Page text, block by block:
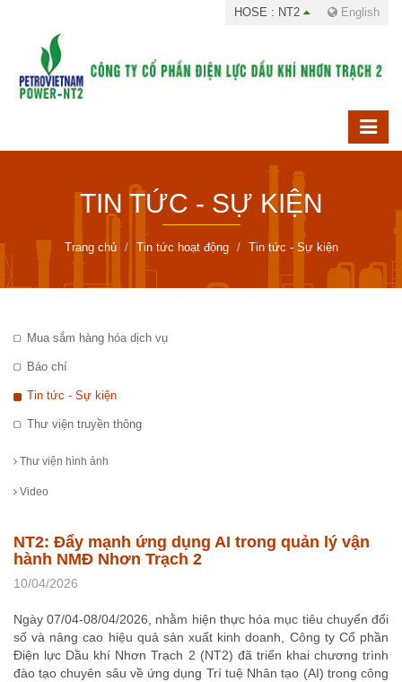
HOSE : NT2 English
TIN TỨC - SỰ KIỆN
Trang chủ Tin tức hoạt động Tin tức - Sự kiện
Mua sắm hàng hóa dịch vụ
Báo chí
Tin tức - Sự kiện
Thư viện truyền thông
Thư viện hình ảnh
Video
NT2: Đẩy mạnh ứng dụng AI trong quản lý vận
hành NMĐ Nhơn Trạch 2
10/04/2026
Ngày 07/04-08/04/2026, nhằm hiện thực hóa mục tiêu chuyển đổi
số và nâng cao hiệu quả sản xuất kinh doanh, Công ty Cổ phần
Điện lực Dầu khí Nhơn Trạch 2 (NT2) đã triển khai chương trình
đào tạo chuyên sâu về ứng dụng Trí tuệ Nhân tạo (AI) trong công